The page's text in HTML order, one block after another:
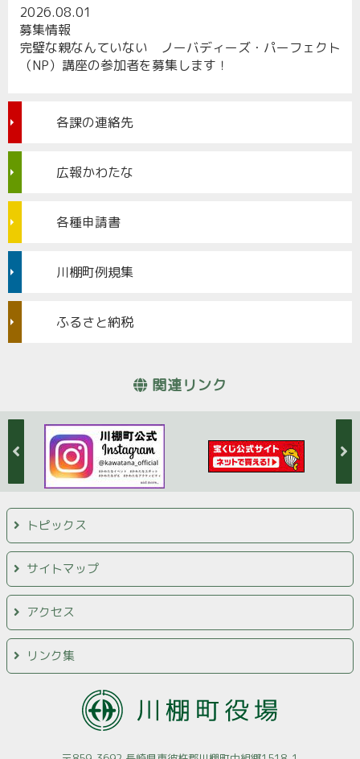
2026.08.01
募集情報
完璧な親なんていない ノーバディーズ・パーフェクト
（NP）講座の参加者を募集します！
各課の連絡先
広報かわたな
各種申請書
川棚町例規集
ふるさと納税
関連リンク
トピックス
サイトマップ
アクセス
リンク集